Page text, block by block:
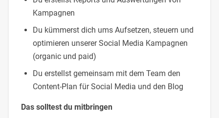
Kampagnen
Du kümmerst dich ums Aufsetzen, steuern und
optimieren unserer Social Media Kampagnen
(organic und paid)
Du erstellst gemeinsam mit dem Team den
Content-Plan für Social Media und den Blog
Das solltest du mitbringen